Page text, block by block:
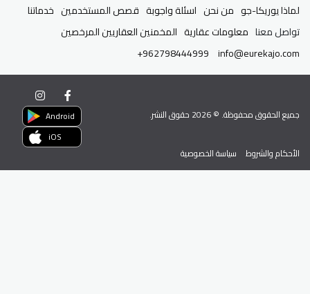
لماذا يوريكا-جو من نحن اسئلة واجوبة قصص المستخدمين خدماتنا
تواصل معنا معلومات عقارية المخمنين العقاريين المرخصين
info@eurekajo.com
+962798444999
جميع الحقوق محفوظة. ©2026 حقوق النشر.
Android
iOS
الأحكام والشروط
سياسة الخصوصية